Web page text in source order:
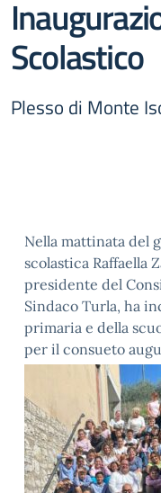
Scolastico
Plesso di Monte
Nella mattinata del
scolastica Raffaella
presidente del
Sindaco Turla, ha
primaria e della
per il consueto